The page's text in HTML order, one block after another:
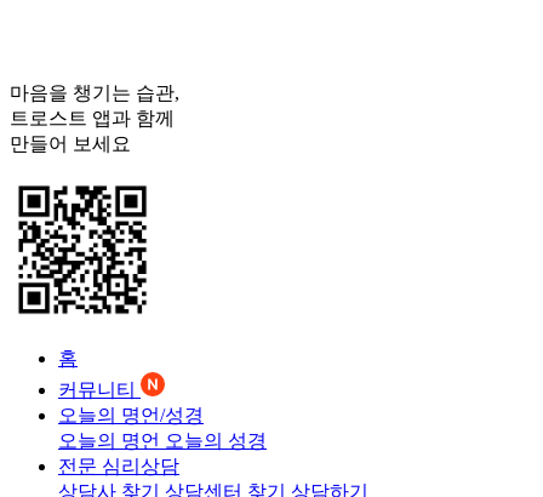
마음을 챙기는 습관,
트로스트 앱과 함께
만들어 보세요
홈
커뮤니티
오늘의 명언/성경
오늘의 명언 오늘의 성경
전문 심리상담
상담사 찾기 상담센터 찾기 상담하기